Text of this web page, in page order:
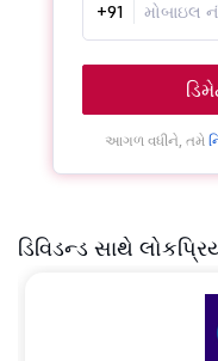
+91
આગળ વધીને, તમે
ડિવિડન્ડ સાથે